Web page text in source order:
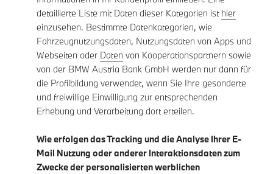
detaillierte Liste mit Daten dieser Kategorien ist hier
einzusehen. Bestimmte Datenkategorien, wie
Fahrzeugnutzungsdaten, Nutzungsdaten von Apps und
Webseiten oder Daten von Kooperationspartnern sowie
von der BMW Austria Bank GmbH werden nur dann für
die Profilbildung verwendet, wenn Sie Ihre gesonderte
und freiwillige Einwilligung zur entsprechenden
Erhebung und Verarbeitung dort erteilen.
Wie erfolgen das Tracking und die Analyse Ihrer E-
Mail Nutzung oder anderer Interaktionsdaten zum
Zwecke der personalisierten werblichen